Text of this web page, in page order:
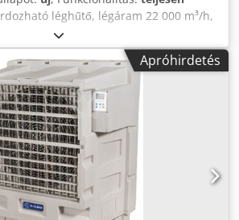
léghűtő, légáram 22 000 m³/h,
3. Crsdpfx Aqezhtxyotjf
Apróhirdetés